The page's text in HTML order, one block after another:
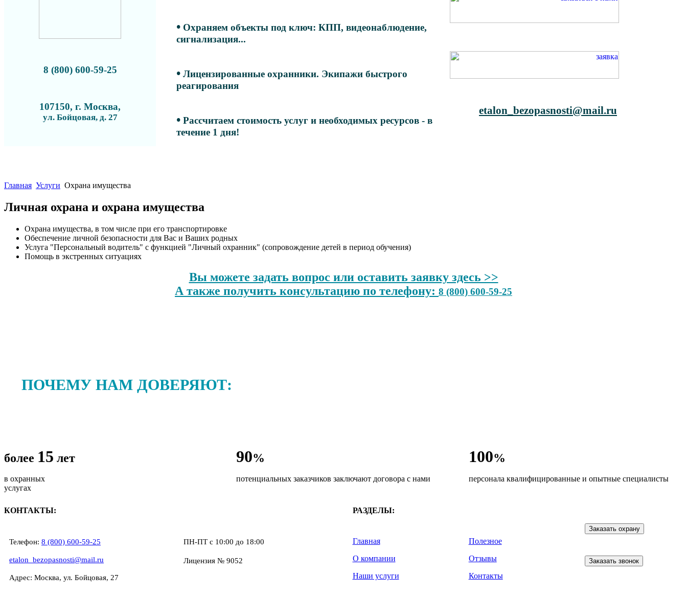
8 (800) 600-59-25
107150, г. Москва,
ул. Бойцовая, д. 27
• Охраняем объекты под ключ: КПП, видеонаблюдение,
сигнализация...
• Лицензированные охранники. Экипажи быстрого
реагирования
• Рассчитаем стоимость услуг и необходимых ресурсов - в
течение 1 дня!
etalon_bezopasnosti@mail.ru
Главная Услуги Охрана имущества
Личная охрана и охрана имущества
Охрана имущества, в том числе при его транспортировке
Обеспечение личной безопасности для Вас и Ваших родных
Услуга "Персональный водитель" с функцией "Личный охранник" (сопровождение детей в период обучения)
Помощь в экстренных ситуациях
Вы можете задать вопрос или оставить заявку здесь >>
А также получить консультацию по телефону: 8 (800) 600-59-25
ПОЧЕМУ НАМ ДОВЕРЯЮТ:
более 15 лет
в охранных
услугах
90%
потенциальных заказчиков заключают договора с нами
100%
персонала квалифицированные и опытные специалисты
КОНТАКТЫ:
Телефон: 8 (800) 600-59-25
etalon_bezopasnosti@mail.ru
Адрес: Москва, ул. Бойцовая, 27
ПН-ПТ с 10:00 до 18:00
Лицензия № 9052
РАЗДЕЛЫ:
Главная
О компании
Наши услуги
Полезное
Отзывы
Контакты
Заказать охрану
Заказать звонок